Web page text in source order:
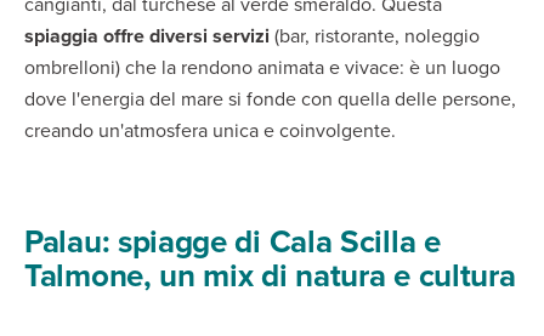
spiaggia offre diversi servizi (bar, ristorante, noleggio
ombrelloni) che la rendono animata e vivace: è un luogo
dove l'energia del mare si fonde con quella delle persone,
creando un'atmosfera unica e coinvolgente.
Palau: spiagge di Cala Scilla e
Talmone, un mix di natura e cultura